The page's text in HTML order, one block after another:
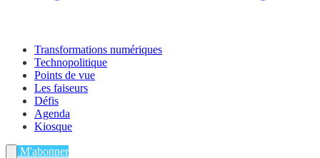
Transformations numériques
Technopolitique
Points de vue
Les faiseurs
Défis
Agenda
Kiosque
M'abonner